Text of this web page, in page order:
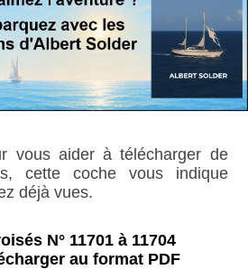
vous aider à télécharger de
cette coche vous indique
déjà vues.
N° 11701 à 11704
au format PDF